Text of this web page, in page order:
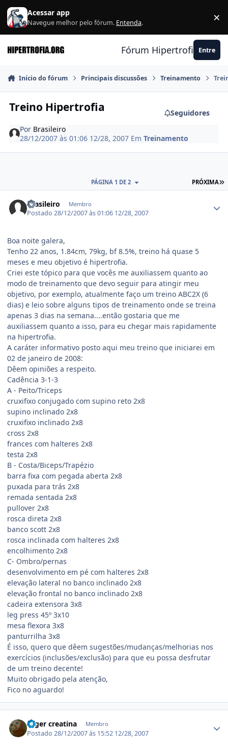
Ir para conteúdo
Acessar app
Navegue melhor pelo fórum. Entenda. ×
Fórum Hipertrofia.org
Entre
Início do fórum Principais discussões Treinamento
Treino Hipertrofia
Seguidores
Por Brasileiro
28/12/2007 às 01:06 12/28, 2007 EmTreinamento
PRÓXIMA
PÁGINA 1 DE 2
Brasileiro Membro
Postado28/12/2007 às 01:06 12/28, 2007
Boa noite galera,
Tenho 22 anos, 1.84cm, 79kg, bf 8.5%, treino há quase 5
meses e meu objetivo é hipertrofia.
Criei este tópico para que vocês me auxiliassem quanto ao
modo de treinamento que devo seguir para atingir meu
objetivo, por exemplo, atualmente faço um treino ABC2X (6
dias) e leio sobre alguns tipos de treinamento onde se treina
apenas 3 dias na semana....então gostaria que me
auxiliassem quanto a isso, para eu chegar mais rapidamente
na hipertrofia.
A caráter informativo posto aqui meu treino que iniciarei em
02 de janeiro de 2008:
Dêem opiniões a respeito.
Cadência 3-1-3
A - Peito/Triceps
cruxifixo conjugado com supino reto 2x8
supino inclinado 2x8
cruxifixo inclinado 2x8
cross 2x8
frances com halteres 2x8
testa 2x8
B - Costa/Biceps/Trapézio
barra fixa com pegada aberta 2x8
puxada para trás 2x8
remada sentada 2x8
pullover 2x8
rosca direta 2x8
banco scott 2x8
rosca inclinada com halteres 2x8
encolhimento 2x8
C- Ombro/pernas
desenvolvimento em pé com halteres 2x8
elevação lateral no banco inclinado 2x8
elevação frontal no banco inclinado 2x8
cadeira extensora 3x8
leg press 45º 3x10
mesa flexora 3x8
panturrilha 3x8
É isso, quero que dêem sugestões/mudanças/melhorias nos
exercícios (inclusões/exclusão) para que eu possa desfrutar
de um treino decente!
Muito obrigado pela atenção,
Fico no aguardo!
roger creatina Membro
Postado28/12/2007 às 15:52 12/28, 2007